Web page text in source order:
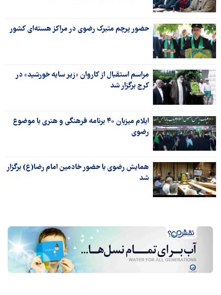
حضور پرچم متبرک رضوی در مراکز هسته‌ای کشور
مراسم استقبال از کاروان «زیر سایه خورشید» در
کرج برگزار شد
ایلام میزبان ۴۰ برنامه فرهنگی و هنری با موضوع
رضوی
همایش رضوی با حضور خادمین امام رضا(ع) برگزار
شد